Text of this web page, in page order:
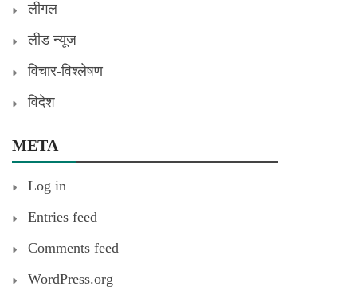
लीगल
लीड न्यूज
विचार-विश्लेषण
विदेश
META
Log in
Entries feed
Comments feed
WordPress.org